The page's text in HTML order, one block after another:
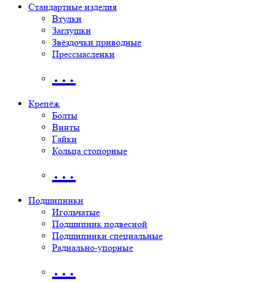
Стандартные изделия
Втулки
Заглушки
Звёздочки приводные
Прессмасленки
…
Крепёж
Болты
Винты
Гайки
Кольца стопорные
…
Подшипники
Игольчатые
Подшипник подвесной
Подшипники специальные
Радиально-упорные
…